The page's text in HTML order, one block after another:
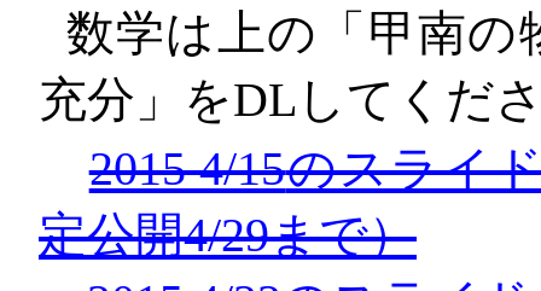
数学は上の「甲南の
充分」をDL してくだ
2015 4/15のスライ
定公開4/29まで）